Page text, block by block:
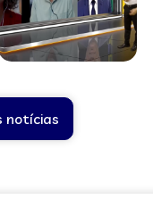
notícias